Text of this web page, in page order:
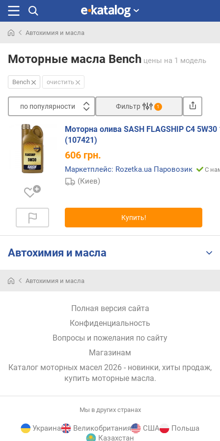
раньше
Автохимия и масла
Моторные масла Bench цены на 1 модель
Bench очистить
по популярности
п
о
п
о
у
л
я
н
с
х
д
о
г
Фильтр 1
Моторна олива SASH FLAGSHIP C4 5W30
(107421)
606 грн.
Маркетплейс: Rozetka.ua Паровозик С
(Киев)
Купить!
Автохимия и масла
Автохимия и масла
Полная версия сайта
Конфиденциальность
Вопросы и пожелания по сайту
Магазинам
Каталог моторных масел 2026 - новинки, хиты продаж,
купить моторные масла.
Мы в других странах
Украина Великобритания США
Польша
Казахстан